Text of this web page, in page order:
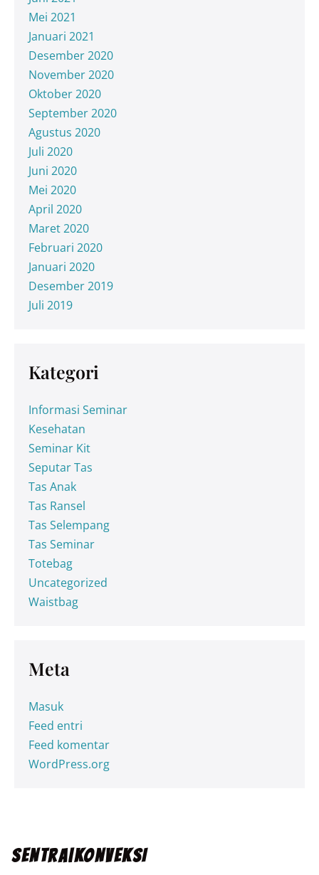
Mei 2021
Januari 2021
Desember 2020
November 2020
Oktober 2020
September 2020
Agustus 2020
Juli 2020
Juni 2020
Mei 2020
April 2020
Maret 2020
Februari 2020
Januari 2020
Desember 2019
Juli 2019
Kategori
Informasi Seminar
Kesehatan
Seminar Kit
Seputar Tas
Tas Anak
Tas Ransel
Tas Selempang
Tas Seminar
Totebag
Uncategorized
Waistbag
Meta
Masuk
Feed entri
Feed komentar
WordPress.org
SENTRA|KONVEKSI